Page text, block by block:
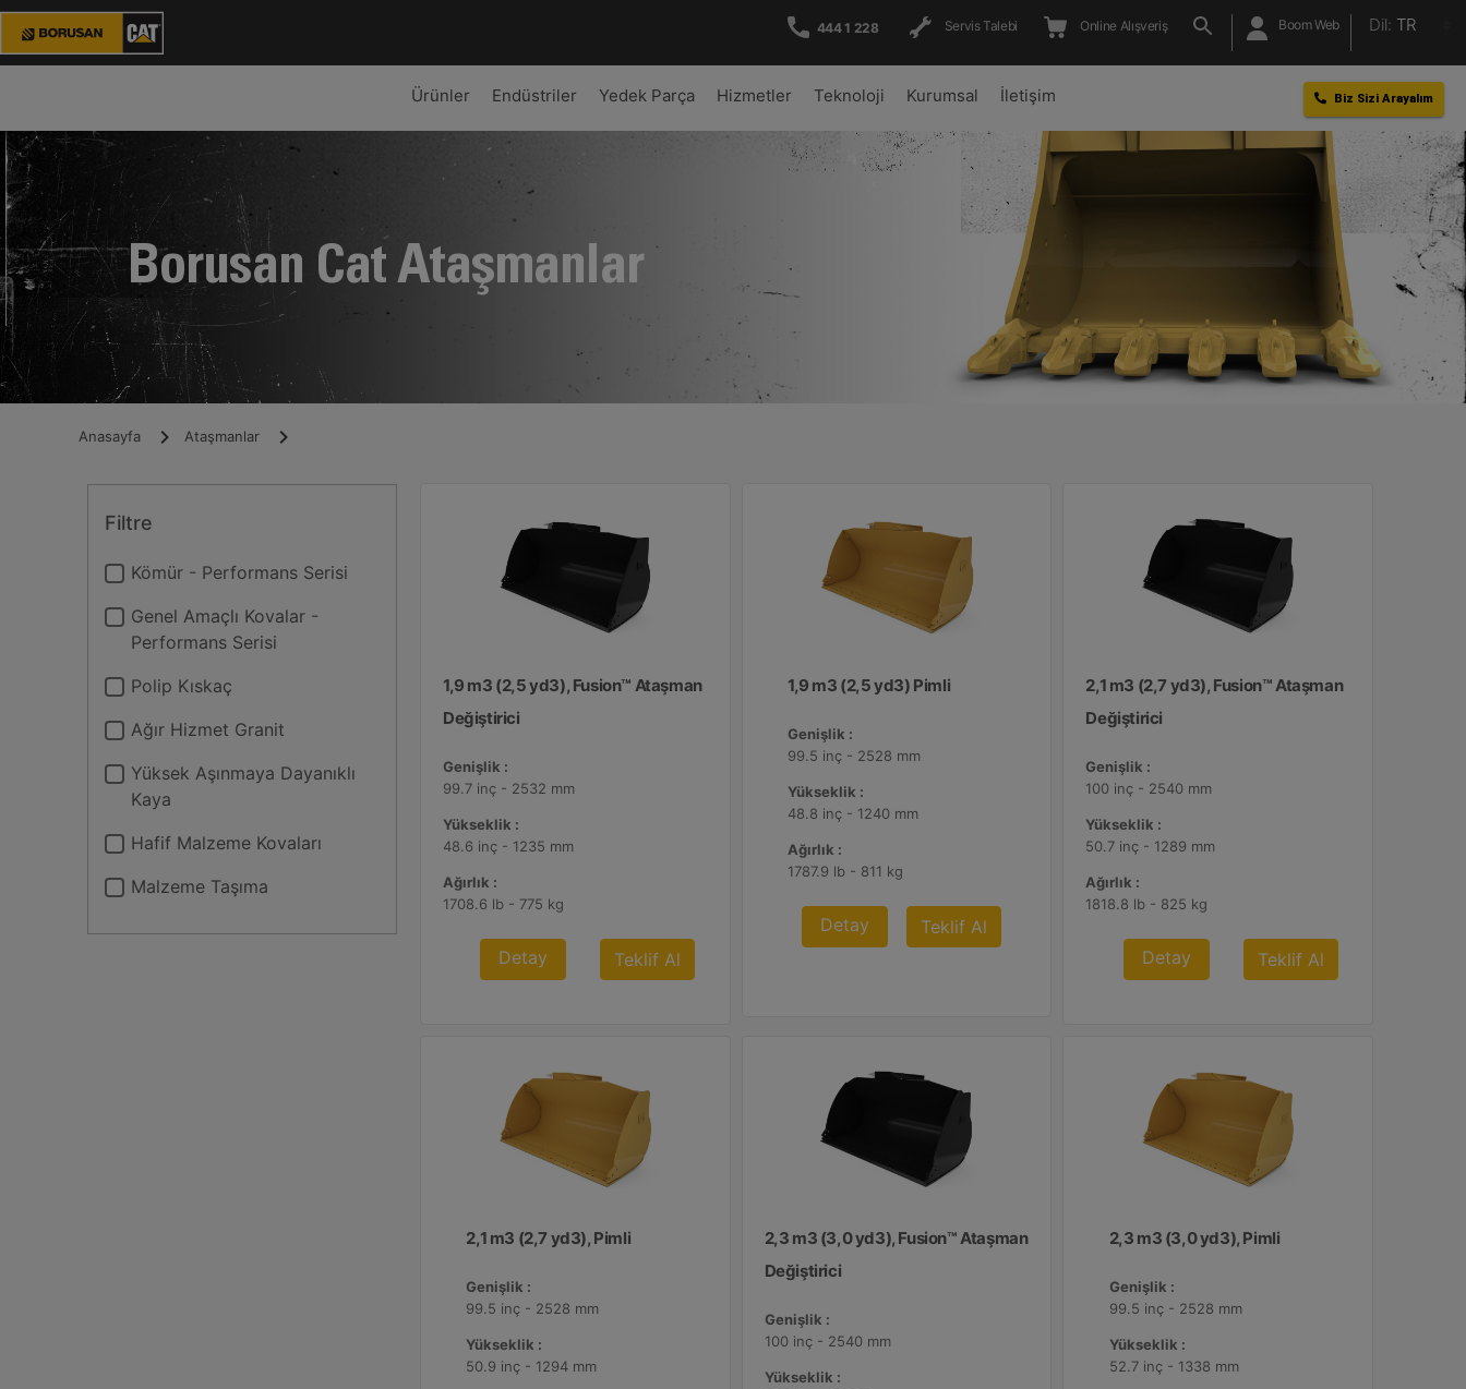
444 1 228 Servis Talebi Online Alışveriş Boom Web Dil: TR
Ürünler Endüstriler Yedek Parça Hizmetler Teknoloji Kurumsal İletişim Biz Sizi Arayalım
Borusan Cat Ataşmanlar
Anasayfa Ataşmanlar
Filtre
Kömür - Performans Serisi
Genel Amaçlı Kovalar -
Performans Serisi
Polip Kıskaç
Ağır Hizmet Granit
Yüksek Aşınmaya Dayanıklı
Kaya
Hafif Malzeme Kovaları
Malzeme Taşıma
1,9 m3 (2,5 yd3), Fusion™ Ataşman
Değiştirici
Genişlik :
99.7 inç - 2532 mm
Yükseklik :
48.6 inç - 1235 mm
Ağırlık :
1708.6 lb - 775 kg
Detay Teklif Al
1,9 m3 (2,5 yd3) Pimli
Genişlik :
99.5 inç - 2528 mm
Yükseklik :
48.8 inç - 1240 mm
Ağırlık :
1787.9 lb - 811 kg
Detay Teklif Al
2,1 m3 (2,7 yd3), Fusion™ Ataşman
Değiştirici
Genişlik :
100 inç - 2540 mm
Yükseklik :
50.7 inç - 1289 mm
Ağırlık :
1818.8 lb - 825 kg
Detay Teklif Al
2,1 m3 (2,7 yd3), Pimli
Genişlik :
99.5 inç - 2528 mm
Yükseklik :
50.9 inç - 1294 mm
2,3 m3 (3,0 yd3), Fusion™ Ataşman
Değiştirici
Genişlik :
100 inç - 2540 mm
Yükseklik :
2,3 m3 (3,0 yd3), Pimli
Genişlik :
99.5 inç - 2528 mm
Yükseklik :
52.7 inç - 1338 mm